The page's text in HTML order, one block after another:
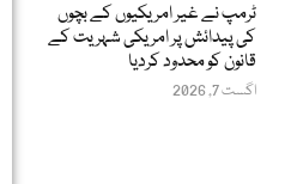
ٹرمپ نے غیر امریکیوں کے بچوں
کی پیدائش پر امریکی شہریت کے
قانون کو محدود کردیا
اگست 7, 2026